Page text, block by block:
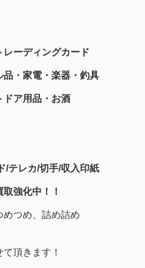
レーディングカード
品・家電・楽器・釣具
ドア用品・お酒
/テレカ/切手/収入印紙
強化中！！
めつめ、詰め詰め
頂きます！